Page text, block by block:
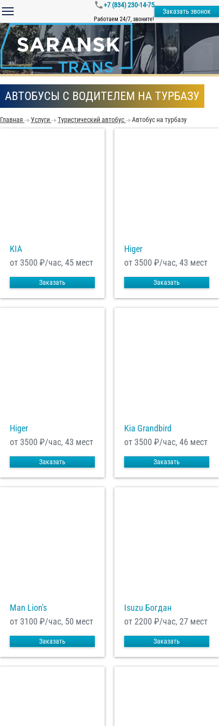
+7 (834) 230-14-75
Работаем 24/7, звоните!
Заказать звонок
АВТОБУСЫ С ВОДИТЕЛЕМ НА ТУРБАЗУ
Главная Услуги Туристический автобус Автобус на турбазу
KIA
от 3500 ₽/час, 45 мест
Заказать
Higer
от 3500 ₽/час, 43 мест
Заказать
Higer
от 3500 ₽/час, 43 мест
Заказать
Kia Grandbird
от 3500 ₽/час, 46 мест
Заказать
Man Lion's
от 3100 ₽/час, 50 мест
Заказать
Isuzu Богдан
от 2200 ₽/час, 27 мест
Заказать
ознакомлен(а), даю согласие на
обработку моих Персональных данных